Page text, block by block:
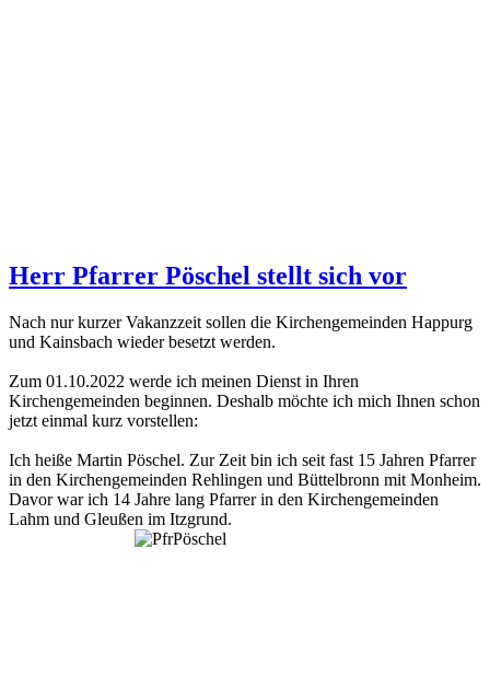
Herr Pfarrer Pöschel stellt sich vor
Nach nur kurzer Vakanzzeit sollen die Kirchengemeinden Happurg
und Kainsbach wieder besetzt werden.
Zum 01.10.2022 werde ich meinen Dienst in Ihren
Kirchengemeinden beginnen. Deshalb möchte ich mich Ihnen schon
jetzt einmal kurz vorstellen:
Ich heiße Martin Pöschel. Zur Zeit bin ich seit fast 15 Jahren Pfarrer
in den Kirchengemeinden Rehlingen und Büttelbronn mit Monheim.
Davor war ich 14 Jahre lang Pfarrer in den Kirchengemeinden
Lahm und Gleußen im Itzgrund.